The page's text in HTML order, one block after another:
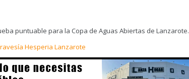
puntuable para la Copa de Aguas Abiertas de Lanzarote.
Hesperia Lanzarote